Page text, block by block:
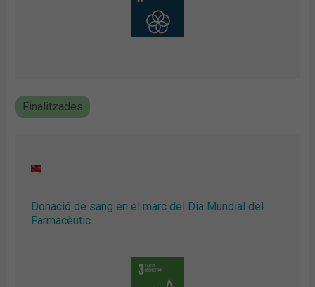
Finalitzades
Donació de sang en el marc del Dia Mundial del
Farmacèutic